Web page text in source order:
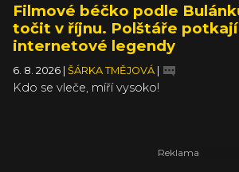
Filmové béčko podle
točit v říjnu. Polštáře
internetové legendy
6. 8. 2026 | ŠÁRKA TMĚJOVÁ |
Kdo se vleče, míří vysoko!